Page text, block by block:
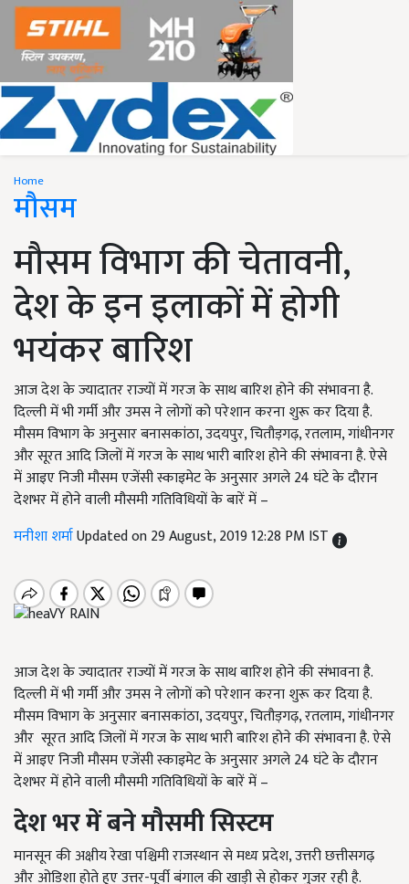
Home
मौसम
मौसम विभाग की चेतावनी,
देश के इन इलाकों में होगी
भयंकर बारिश
आज देश के ज्यादातर राज्यों में गरज के साथ बारिश होने की संभावना है.
दिल्ली में भी गर्मी और उमस ने लोगों को परेशान करना शुरू कर दिया है.
मौसम विभाग के अनुसार बनासकांठा, उदयपुर, चितौड़गढ़, रतलाम, गांधीनगर
और सूरत आदि जिलों में गरज के साथ भारी बारिश होने की संभावना है. ऐसे
में आइए निजी मौसम एजेंसी स्काइमेट के अनुसार अगले 24 घंटे के दौरान
देशभर में होने वाली मौसमी गतिविधियों के बारें में –
मनीशा शर्माUpdated on 29 August, 2019 12:28 PM IST
आज देश के ज्यादातर राज्यों में गरज के साथ बारिश होने की संभावना है.
दिल्ली में भी गर्मी और उमस ने लोगों को परेशान करना शुरू कर दिया है.
मौसम विभाग के अनुसार बनासकांठा, उदयपुर, चितौड़गढ़, रतलाम, गांधीनगर
और सूरत आदि जिलों में गरज के साथ भारी बारिश होने की संभावना है. ऐसे
में आइए निजी मौसम एजेंसी स्काइमेट के अनुसार अगले 24 घंटे के दौरान
देशभर में होने वाली मौसमी गतिविधियों के बारें में –
देश भर में बने मौसमी सिस्टम
मानसून की अक्षीय रेखा पश्चिमी राजस्थान से मध्य प्रदेश,उत्तरी छत्तीसगढ़
और ओडिशा होते हुए उत्तर-पूर्वी बंगाल की खाड़ी से होकर गुजर रही है.